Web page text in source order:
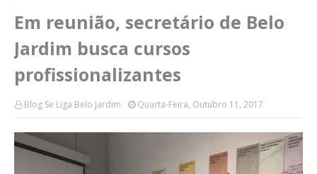
Em reunião, secretário de Belo
Jardim busca cursos
profissionalizantes
Blog Se Liga Belo Jardim Quarta-Feira, Outubro 11, 2017